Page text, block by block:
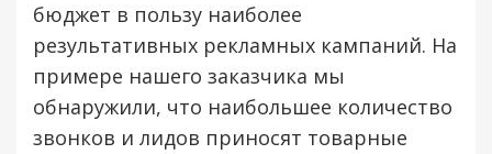
бюджет в пользу наиболее
результативных рекламных кампаний. На
примере нашего заказчика мы
обнаружили, что наибольшее количество
звонков и лидов приносят товарные